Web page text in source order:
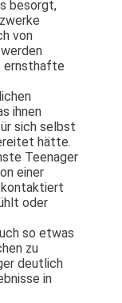
besorgt,
von
ernsthafte
ihnen
sich selbst
hätte.
Teenager
einer
kontaktiert
oder
so etwas
zu
deutlich
in